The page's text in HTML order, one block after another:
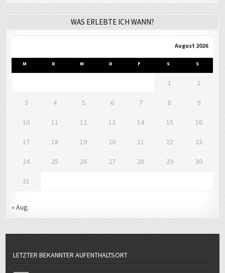
WAS ERLEBTE ICH WANN?
August 2026
M D M D F S S
1 2
3 4 5 6 7 8 9
10 11 12 13 14 15 16
17 18 19 20 21 22 23
24 25 26 27 28 29 30
31
« Aug.
LETZTER BEKANNTER AUFENTHALTSORT